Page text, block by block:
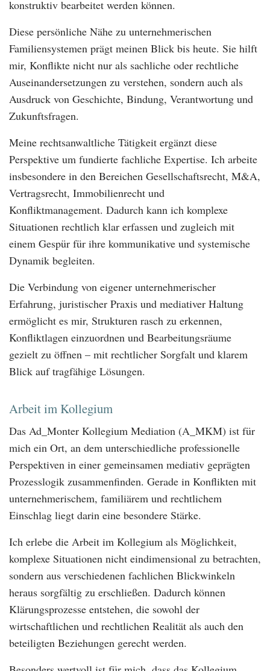
konstruktiv bearbeitet werden können.
Diese persönliche Nähe zu unternehmerischen
Familiensystemen prägt meinen Blick bis heute. Sie hilft
mir, Konflikte nicht nur als sachliche oder rechtliche
Auseinandersetzungen zu verstehen, sondern auch als
Ausdruck von Geschichte, Bindung, Verantwortung und
Zukunftsfragen.
Meine rechtsanwaltliche Tätigkeit ergänzt diese
Perspektive um fundierte fachliche Expertise. Ich arbeite
insbesondere in den Bereichen Gesellschaftsrecht, M&A,
Vertragsrecht, Immobilienrecht und
Konfliktmanagement. Dadurch kann ich komplexe
Situationen rechtlich klar erfassen und zugleich mit
einem Gespür für ihre kommunikative und systemische
Dynamik begleiten.
Die Verbindung von eigener unternehmerischer
Erfahrung, juristischer Praxis und mediativer Haltung
ermöglicht es mir, Strukturen rasch zu erkennen,
Konfliktlagen einzuordnen und Bearbeitungsräume
gezielt zu öffnen – mit rechtlicher Sorgfalt und klarem
Blick auf tragfähige Lösungen.
Arbeit im Kollegium
Das Ad_Monter Kollegium Mediation (A_MKM) ist für
mich ein Ort, an dem unterschiedliche professionelle
Perspektiven in einer gemeinsamen mediativ geprägten
Prozesslogik zusammenfinden. Gerade in Konflikten mit
unternehmerischem, familiärem und rechtlichem
Einschlag liegt darin eine besondere Stärke.
Ich erlebe die Arbeit im Kollegium als Möglichkeit,
komplexe Situationen nicht eindimensional zu betrachten,
sondern aus verschiedenen fachlichen Blickwinkeln
heraus sorgfältig zu erschließen. Dadurch können
Klärungsprozesse entstehen, die sowohl der
wirtschaftlichen und rechtlichen Realität als auch den
beteiligten Beziehungen gerecht werden.